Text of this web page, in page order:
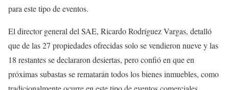
para este tipo de eventos.
El director general del SAE, Ricardo Rodríguez Vargas, detalló
que de las 27 propiedades ofrecidas solo se vendieron nueve y las
18 restantes se declararon desiertas, pero confió en que en
próximas subastas se rematarán todos los bienes inmuebles, como